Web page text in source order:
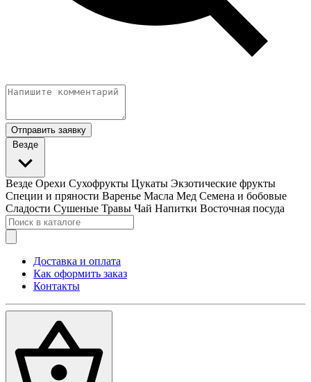
Отправить заявку
Везде
Везде Орехи Сухофрукты Цукаты Экзотические фрукты
Специи и пряности Варенье Масла Мед Семена и бобовые
Сладости Сушеные Травы Чай Напитки Восточная посуда
Доставка и оплата
Как оформить заказ
Контакты